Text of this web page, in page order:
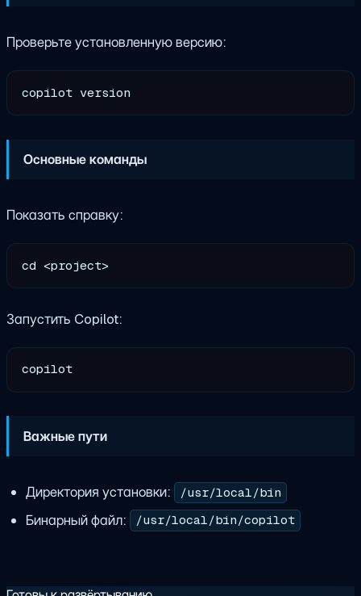
Проверьте установленную версию:
Основные команды
Показать справку:
Запустить Copilot:
copilot
Важные пути
Директория установки: /usr/local/bin
Бинарный файл: /usr/local/bin/copilot